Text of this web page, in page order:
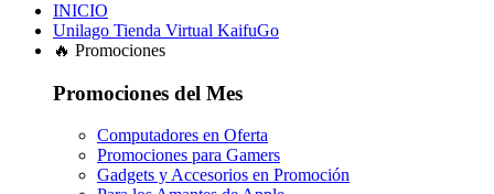
INICIO
Unilago Tienda Virtual KaifuGo
🔥 Promociones
Promociones del Mes
Computadores en Oferta
Promociones para Gamers
Gadgets y Accesorios en Promoción